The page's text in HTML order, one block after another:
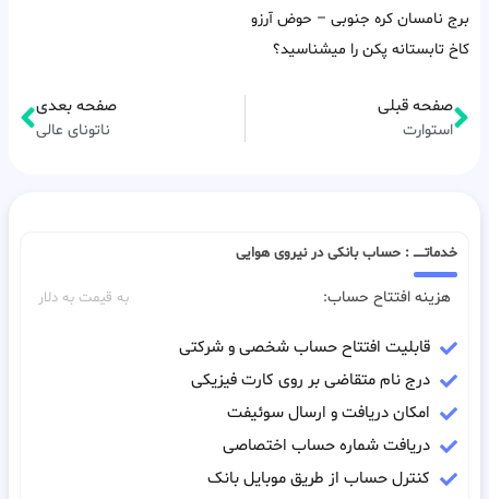
برج نامسان کره جنوبی – حوض آرزو
کاخ تابستانه پکن را میشناسید؟
صفحه قبلی
استوارت
صفحه بعدی
ناتونای عالی
خدماتـــــ : حساب بانکی در نیروی هوایی
هزینه افتتاح حساب: به قیمت به دلار
قابلیت افتتاح حساب شخصی و شرکتی
درج نام متقاضی بر روی کارت فیزیکی
امکان دریافت و ارسال سوئیفت
دریافت شماره حساب اختصاصی
کنترل حساب از طریق موبایل بانک